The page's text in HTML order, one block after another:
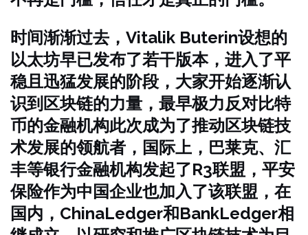
时间渐渐过去，Vitalik Buterin设想的
以太坊早已发布了若干版本，进入了平
稳且迅猛发展的阶段，大家开始逐渐认
识到区块链的力量，最早极力反对比特
币的金融机构此次成为了推动区块链技
术发展的领航者，国际上，巴莱克、汇
丰等银行金融机构发起了R3联盟，平安
保险作为中国企业也加入了该联盟，在
国内，ChinaLedger和BankLedger相